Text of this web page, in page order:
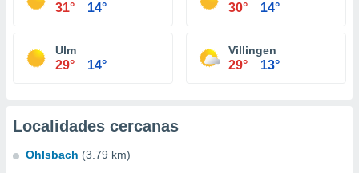
31° 14° 30° 14°
Ulm
29° 14°
Villingen
29° 13°
Localidades cercanas
Ohlsbach (3.79 km)